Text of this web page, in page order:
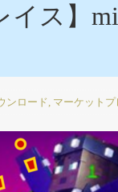
!】StreamDeck用ボタン
ス】
ンロード , マーケットプ